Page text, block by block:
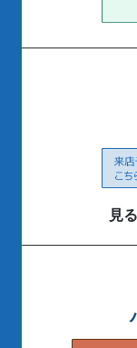
見